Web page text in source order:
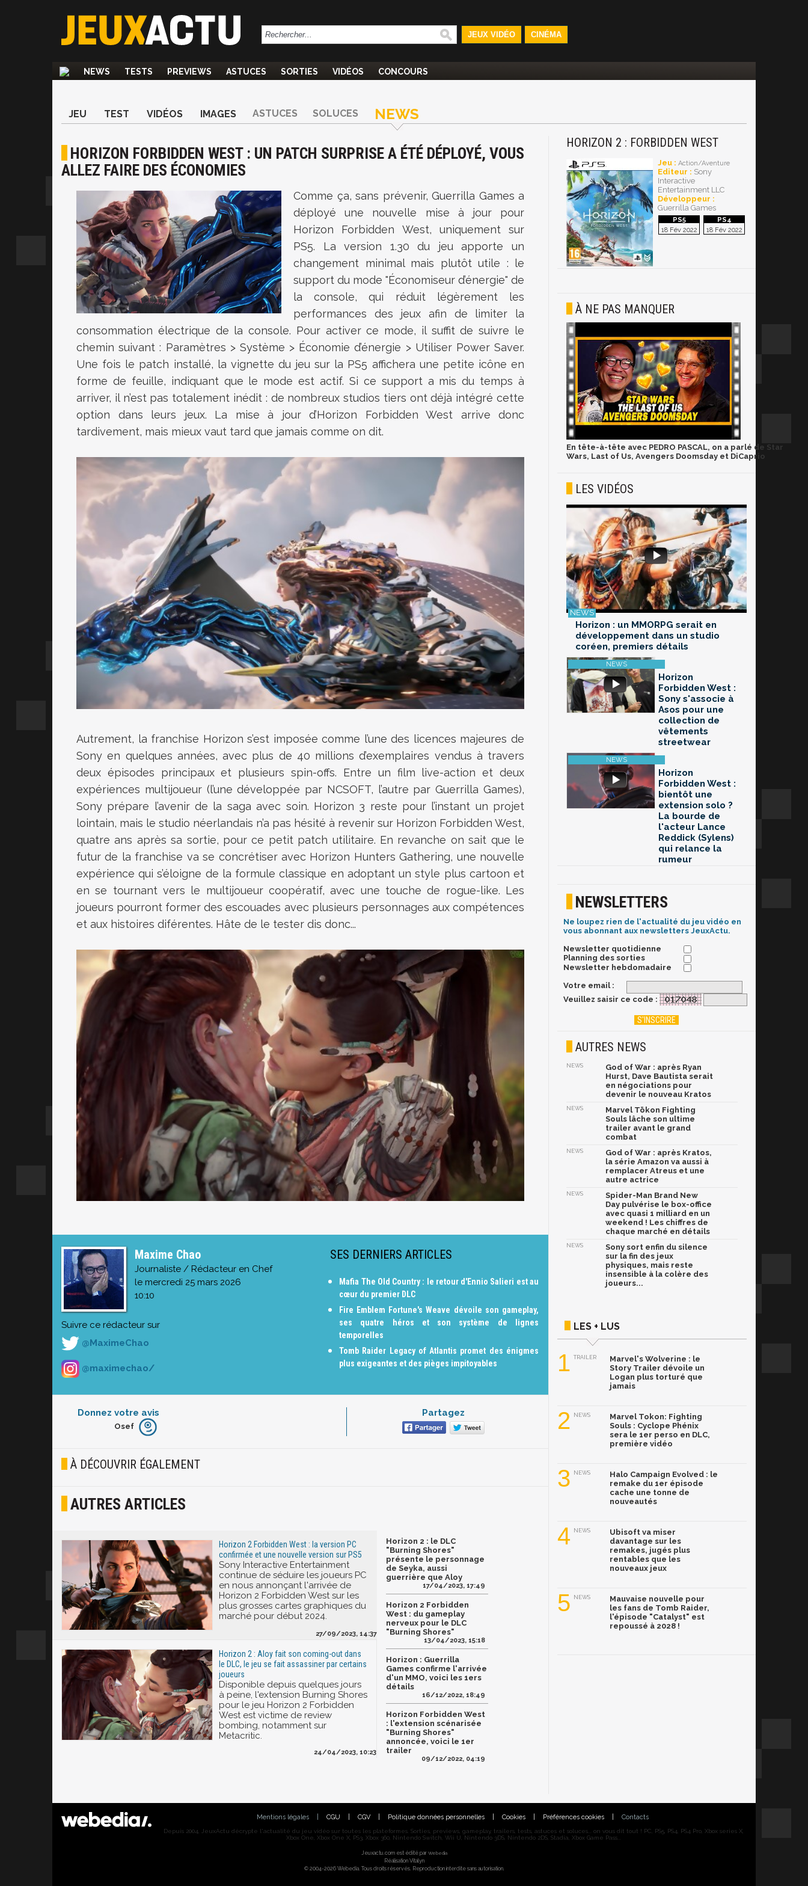
JEUX VIDÉO CINÉMA
NEWS TESTS PREVIEWS ASTUCES SORTIES VIDÉOS CONCOURS
JEU TEST VIDÉOS IMAGES ASTUCES SOLUCES NEWS
HORIZON FORBIDDEN WEST : UN PATCH SURPRISE A ÉTÉ DÉPLOYÉ, VOUS
ALLEZ FAIRE DES ÉCONOMIES
Comme ça, sans prévenir, Guerrilla Games a
déployé une nouvelle mise à jour pour
Horizon Forbidden West, uniquement sur
PS5. La version 1.30 du jeu apporte un
changement minimal mais plutôt utile : le
support du mode "Économiseur d’énergie" de
la console, qui réduit légèrement les
performances des jeux afin de limiter la
consommation électrique de la console. Pour activer ce mode, il suffit de suivre le
chemin suivant : Paramètres > Système > Économie d’énergie > Utiliser Power Saver.
Une fois le patch installé, la vignette du jeu sur la PS5 affichera une petite icône en
forme de feuille, indiquant que le mode est actif. Si ce support a mis du temps à
arriver, il n’est pas totalement inédit : de nombreux studios tiers ont déjà intégré cette
option dans leurs jeux. La mise à jour d’Horizon Forbidden West arrive donc
tardivement, mais mieux vaut tard que jamais comme on dit.
Autrement, la franchise Horizon s’est imposée comme l’une des licences majeures de
Sony en quelques années, avec plus de 40 millions d’exemplaires vendus à travers
deux épisodes principaux et plusieurs spin-offs. Entre un film live-action et deux
expériences multijoueur (l’une développée par NCSOFT, l’autre par Guerrilla Games),
Sony prépare l’avenir de la saga avec soin. Horizon 3 reste pour l’instant un projet
lointain, mais le studio néerlandais n’a pas hésité à revenir sur Horizon Forbidden West,
quatre ans après sa sortie, pour ce petit patch utilitaire. En revanche on sait que le
futur de la franchise va se concrétiser avec Horizon Hunters Gathering, une nouvelle
expérience qui s’éloigne de la formule classique en adoptant un style plus cartoon et
en se tournant vers le multijoueur coopératif, avec une touche de rogue-like. Les
joueurs pourront former des escouades avec plusieurs personnages aux compétences
et aux histoires diférentes. Hâte de le tester dis donc...
Maxime Chao
Journaliste / Rédacteur en Chef
le mercredi 25 mars 2026
10:10
Suivre ce rédacteur sur
@MaximeChao
@maximechao/
SES DERNIERS ARTICLES
Mafia The Old Country : le retour d'Ennio Salieri est au
cœur du premier DLC
Fire Emblem Fortune's Weave dévoile son gameplay,
ses quatre héros et son système de lignes
temporelles
Tomb Raider Legacy of Atlantis promet des énigmes
plus exigeantes et des pièges impitoyables
Donnez votre avis
Furieux
Joyeux
Osef
Partagez
À DÉCOUVRIR ÉGALEMENT
AUTRES ARTICLES
Horizon 2 Forbidden West : la version PC
confirmée et une nouvelle version sur PS5
Sony Interactive Entertainment
continue de séduire les joueurs PC
en nous annonçant l'arrivée de
Horizon 2 Forbidden West sur les
plus grosses cartes graphiques du
marché pour début 2024.
27/09/2023, 14:37
Horizon 2 : Aloy fait son coming-out dans
le DLC, le jeu se fait assassiner par certains
joueurs
Disponible depuis quelques jours
à peine, l'extension Burning Shores
pour le jeu Horizon 2 Forbidden
West est victime de review
bombing, notamment sur
Metacritic.
24/04/2023, 10:23
Horizon 2 : le DLC
"Burning Shores"
présente le personnage
de Seyka, aussi
guerrière que Aloy
17/04/2023, 17:49
Horizon 2 Forbidden
West : du gameplay
nerveux pour le DLC
"Burning Shores"
13/04/2023, 15:18
Horizon : Guerrilla
Games confirme l'arrivée
d'un MMO, voici les 1ers
détails
16/12/2022, 18:49
Horizon Forbidden West
: l'extension scénarisée
"Burning Shores"
annoncée, voici le 1er
trailer
09/12/2022, 04:19
HORIZON 2 : FORBIDDEN WEST
Jeu : Action/Aventure
Editeur : Sony
Interactive
Entertainment LLC
Développeur :
Guerrilla Games
18 Fév 2022 18 Fév 2022
À NE PAS MANQUER
En tête-à-tête avec PEDRO PASCAL, on a parlé de Star
Wars, Last of Us, Avengers Doomsday et DiCaprio
LES VIDÉOS
Horizon : un MMORPG serait en
développement dans un studio
coréen, premiers détails
Horizon
Forbidden West :
Sony s'associe à
Asos pour une
collection de
vêtements
streetwear
Horizon
Forbidden West :
bientôt une
extension solo ?
La bourde de
l'acteur Lance
Reddick (Sylens)
qui relance la
rumeur
NEWSLETTERS
Ne loupez rien de l'actualité du jeu vidéo en
vous abonnant aux newsletters JeuxActu.
Newsletter quotidienne
Planning des sorties
Newsletter hebdomadaire
Votre email :
Veuillez saisir ce code :
AUTRES NEWS
NEWS
God of War : après Ryan
Hurst, Dave Bautista serait
en négociations pour
devenir le nouveau Kratos
NEWS
Marvel Tōkon Fighting
Souls lâche son ultime
trailer avant le grand
combat
NEWS
God of War : après Kratos,
la série Amazon va aussi à
remplacer Atreus et une
autre actrice
NEWS
Spider-Man Brand New
Day pulvérise le box-office
avec quasi 1 milliard en un
weekend ! Les chiffres de
chaque marché en détails
NEWS
Sony sort enfin du silence
sur la fin des jeux
physiques, mais reste
insensible à la colère des
joueurs...
LES + LUS
1 TRAILER
Marvel's Wolverine : le
Story Trailer dévoile un
Logan plus torturé que
jamais
2 NEWS
Marvel Tokon: Fighting
Souls : Cyclope Phénix
sera le 1er perso en DLC,
première vidéo
3 NEWS
Halo Campaign Evolved : le
remake du 1er épisode
cache une tonne de
nouveautés
4 NEWS
Ubisoft va miser
davantage sur les
remakes, jugés plus
rentables que les
nouveaux jeux
5 NEWS
Mauvaise nouvelle pour
les fans de Tomb Raider,
l'épisode "Catalyst" est
repoussé à 2028 !
Mentions légales CGU CGV Politique données personnelles Cookies Préférences cookies Contacts
Depuis 2004, JeuxActu décrypte l'actualité du jeu vidéo sur toutes les plateformes. Sorties, previews, gameplay, trailers, tests, astuces et soluces... on vous dit tout ! PC, PS5, PS4, PS4 Pro, Xbox series X,
Xbox One, Xbox One X, PS3, Xbox 360, Nintendo Switch, Wii U, Nintendo 3DS, Nintendo 2DS, Stadia, Xbox Game Pass...
Jeuxactu.com est édité par Webedia
Réalisation Vitalyn
© 2004-2026 Webedia. Tous droits réservés. Reproduction interdite sans autorisation.